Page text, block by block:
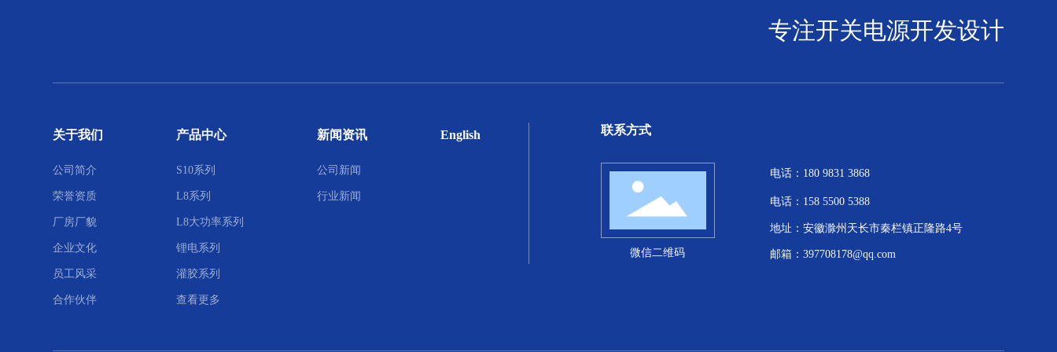
专注开关电源开发设计
关于我们
公司简介
荣誉资质
厂房厂貌
企业文化
员工风采
合作伙伴
产品中心
S10系列
L8系列
L8大功率系列
锂电系列
灌胶系列
查看更多
新闻资讯
公司新闻
行业新闻
English 联系方式
微信二维码
电话： 180 9831 3868
电话： 158 5500 5388
地址：安徽滁州天长市秦栏镇正隆路4号
邮箱： 397708178@qq.com